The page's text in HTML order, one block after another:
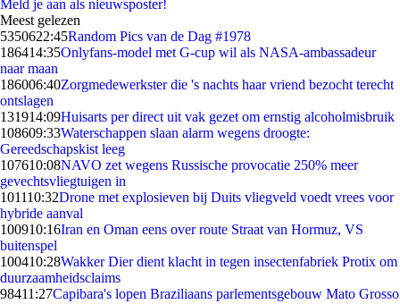
Meld je aan als nieuwsposter!
Meest gelezen
5350622:45Random Pics van de Dag #1978
186414:35Onlyfans-model met G-cup wil als NASA-ambassadeur
naar maan
186006:40Zorgmedewerkster die 's nachts haar vriend bezocht terecht
ontslagen
131914:09Huisarts per direct uit vak gezet om ernstig alcoholmisbruik
108609:33Waterschappen slaan alarm wegens droogte:
Gereedschapskist leeg
107610:08NAVO zet wegens Russische provocatie 250% meer
gevechtsvliegtuigen in
101110:32Drone met explosieven bij Duits vliegveld voedt vrees voor
hybride aanval
100910:16Iran en Oman eens over route Straat van Hormuz, VS
buitenspel
100410:28Wakker Dier dient klacht in tegen insectenfabriek Protix om
duurzaamheidsclaims
98411:27Capibara's lopen Braziliaans parlementsgebouw Mato Grosso